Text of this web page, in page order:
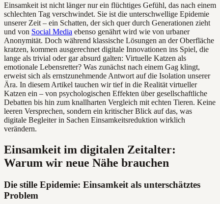
Einsamkeit ist nicht länger nur ein flüchtiges Gefühl, das nach einem
schlechten Tag verschwindet. Sie ist die unterschwellige Epidemie
unserer Zeit – ein Schatten, der sich quer durch Generationen zieht
und von Social Media ebenso genährt wird wie von urbaner
Anonymität. Doch während klassische Lösungen an der Oberfläche
kratzen, kommen ausgerechnet digitale Innovationen ins Spiel, die
lange als trivial oder gar absurd galten: Virtuelle Katzen als
emotionale Lebensretter? Was zunächst nach einem Gag klingt,
erweist sich als ernstzunehmende Antwort auf die Isolation unserer
Ära. In diesem Artikel tauchen wir tief in die Realität virtueller
Katzen ein – von psychologischen Effekten über gesellschaftliche
Debatten bis hin zum knallharten Vergleich mit echten Tieren. Keine
leeren Versprechen, sondern ein kritischer Blick auf das, was
digitale Begleiter in Sachen Einsamkeitsreduktion wirklich
verändern.
Einsamkeit im digitalen Zeitalter:
Warum wir neue Nähe brauchen
Die stille Epidemie: Einsamkeit als unterschätztes
Problem